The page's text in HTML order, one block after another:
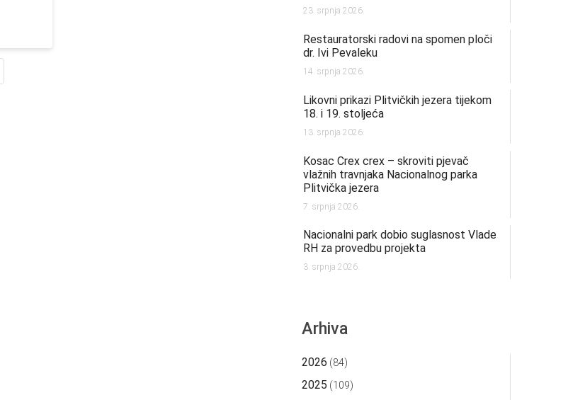
23. srpnja 2026.
Restauratorski radovi na spomen ploči
dr. Ivi Pevaleku
14. srpnja 2026.
Likovni prikazi Plitvičkih jezera tijekom
18. i 19. stoljeća
13. srpnja 2026.
Kosac Crex crex – skroviti pjevač
vlažnih travnjaka Nacionalnog parka
Plitvička jezera
7. srpnja 2026.
Nacionalni park dobio suglasnost Vlade
RH za provedbu projekta
3. srpnja 2026.
Arhiva
2026 (84)
2025 (109)